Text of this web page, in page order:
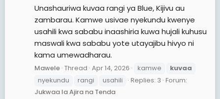
Unashauriwa kuvaa rangi ya Blue, Kijivu au
zambarau. Kamwe usivae nyekundu kwenye
usahili kwa sababu inaashiria kuwa hujali kuhusu
maswali kwa sababu yote utayajibu hivyo ni
kama umewadharau.
Mawele Thread Apr 14, 2026 kamwe
kuvaa
nyekundu
rangi usahili Replies: 3 Forum:
Jukwaa la Ajira na Tenda